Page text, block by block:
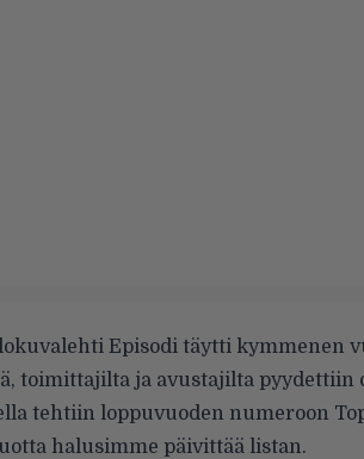
Episodi täytti kymmenen
toimittajilta ja avustajilta pyydettiin
tehtiin loppuvuoden numeroon
halusimme päivittää listan.